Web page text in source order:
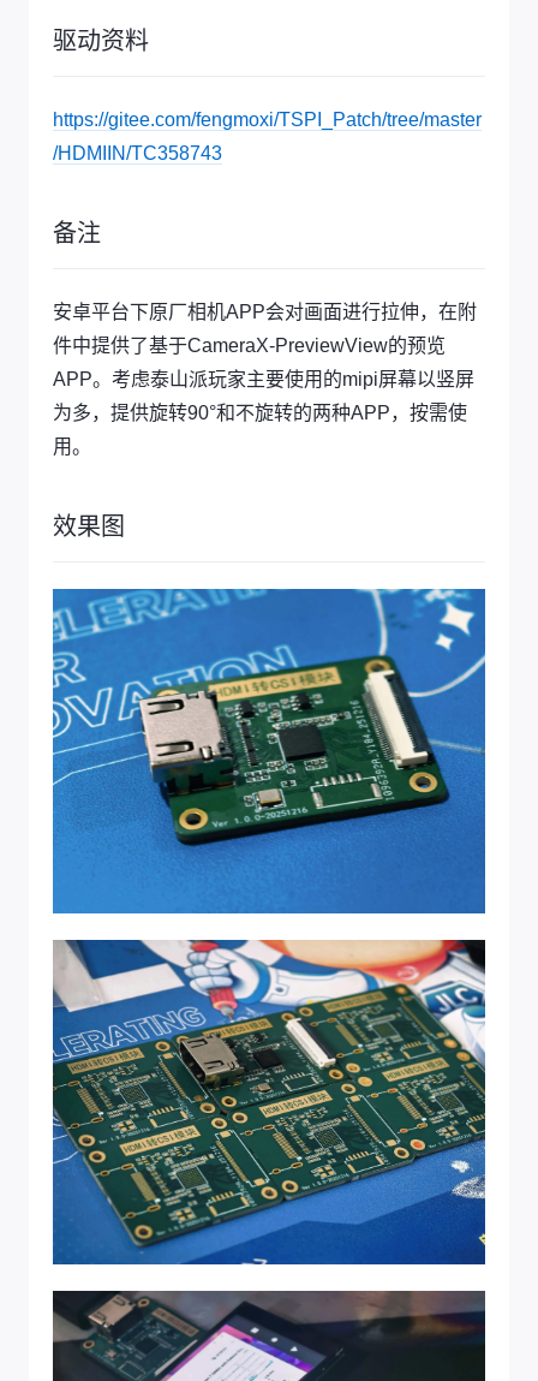
驱动资料
https://gitee.com/fengmoxi/TSPI_Patch/tree/master
/HDMIIN/TC358743
备注
安卓平台下原厂相机APP会对画面进行拉伸，在附
件中提供了基于CameraX-PreviewView的预览
APP。考虑泰山派玩家主要使用的mipi屏幕以竖屏
为多，提供旋转90°和不旋转的两种APP，按需使
用。
效果图